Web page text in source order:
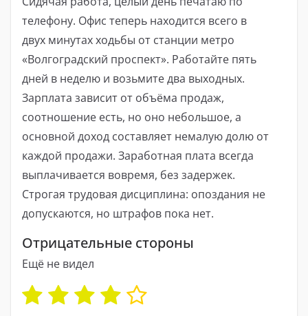
телефону. Офис теперь находится всего в
двух минутах ходьбы от станции метро
«Волгоградский проспект». Работайте пять
дней в неделю и возьмите два выходных.
Зарплата зависит от объёма продаж,
соотношение есть, но оно небольшое, а
основной доход составляет немалую долю от
каждой продажи. Заработная плата всегда
выплачивается вовремя, без задержек.
Строгая трудовая дисциплина: опоздания не
допускаются, но штрафов пока нет.
Отрицательные стороны
Ещё не видел